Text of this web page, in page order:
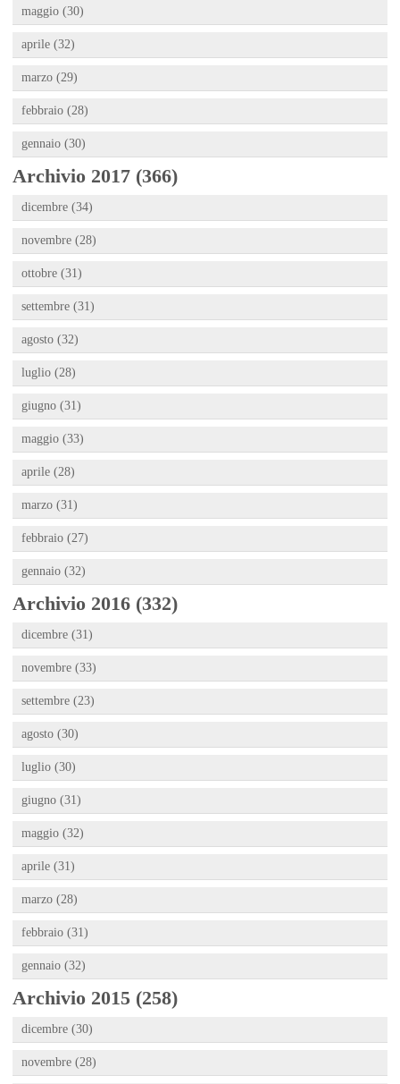
maggio (30)
aprile (32)
marzo (29)
febbraio (28)
gennaio (30)
Archivio 2017 (366)
dicembre (34)
novembre (28)
ottobre (31)
settembre (31)
agosto (32)
luglio (28)
giugno (31)
maggio (33)
aprile (28)
marzo (31)
febbraio (27)
gennaio (32)
Archivio 2016 (332)
dicembre (31)
novembre (33)
settembre (23)
agosto (30)
luglio (30)
giugno (31)
maggio (32)
aprile (31)
marzo (28)
febbraio (31)
gennaio (32)
Archivio 2015 (258)
dicembre (30)
novembre (28)